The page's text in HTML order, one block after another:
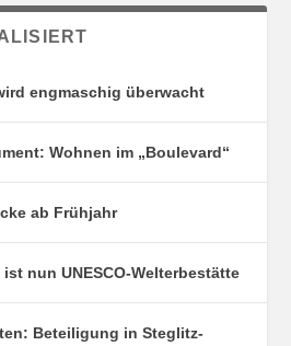
engmaschig überwacht
Wohnen im „Boulevard“
ab Frühjahr
nun UNESCO-Welterbestätte
Beteiligung in Steglitz-